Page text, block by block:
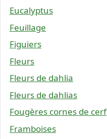
Eucalyptus
Feuillage
Figuiers
Fleurs
Fleurs de dahlia
Fleurs de dahlias
Fougères cornes de cerf
Framboises